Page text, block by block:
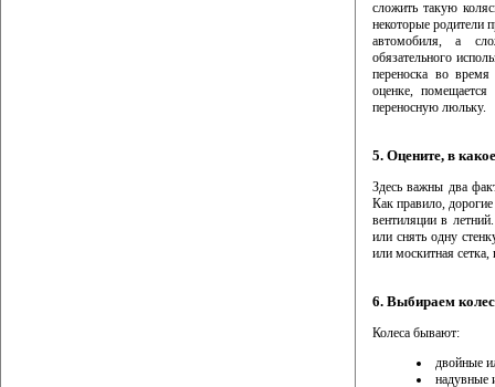
сложить такую
некоторые родители
автомобиля, а
обязательного
переноска во
оценке,
переносную люльку.
5. Оцените, в
Здесь важны два
Как правило,
вентиляции в
или снять одну
или москитная
6. Выбираем
Колеса бывают:
двойные
надувные